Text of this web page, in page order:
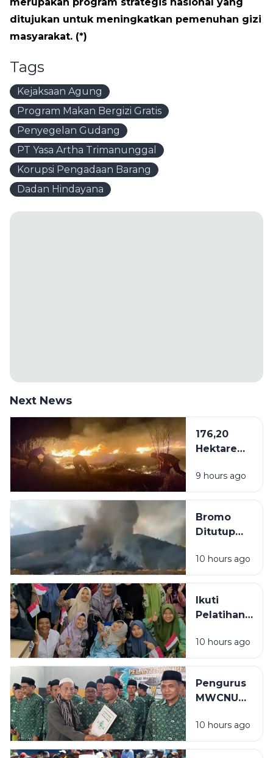
ditujukan untuk meningkatkan pemenuhan gizi
masyarakat. (*)
Tags
Kejaksaan Agung
Program Makan Bergizi Gratis
Penyegelan Gudang
PT Yasa Artha Trimanunggal
Korupsi Pengadaan Barang
Dadan Hindayana
Next News
176,20
Hektare
Bromo
Dilalap Api,
Karhutla via
Darat dan
9 hours ago
Bromo
Ditutup
Kebakaran,
Wisatawan
Reschedule
atau
Tiket
10 hours ago
Ikuti
Pelatihan
Qur'an
Isyarat,
Disabilitas:
Saya
Bisa Baca
Sedikit
10 hours ago
Pengurus
MWCNU
Mandangin
Dilantik,
10 hours ago